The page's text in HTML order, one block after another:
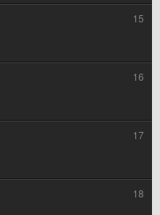
15
16
17
18